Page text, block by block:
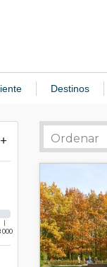
Destinos
000